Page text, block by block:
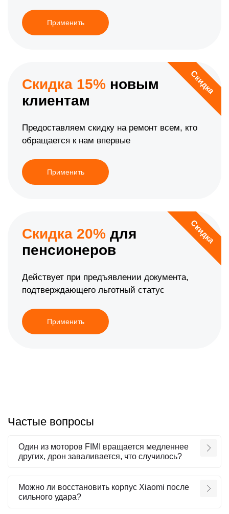
Применить
Скидка
Скидка 15% новым
клиентам
Предоставляем скидку на ремонт всем, кто
обращается к нам впервые
Применить
Скидка
Скидка 20% для
пенсионеров
Действует при предъявлении документа,
подтверждающего льготный статус
Применить
Частые вопросы
Один из моторов FIMI вращается медленнее
других, дрон заваливается, что случилось?
Можно ли восстановить корпус Xiaomi после
сильного удара?